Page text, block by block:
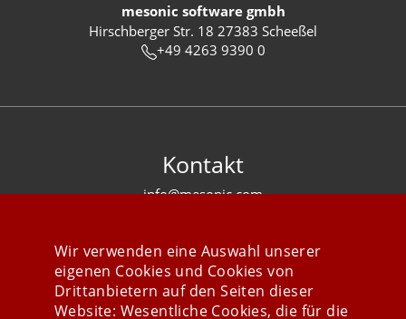
mesonic software gmbh
Hirschberger Str. 18 27383 Scheeßel
+49 4263 9390 0
Kontakt
info@mesonic.com
Wir verwenden eine Auswahl unserer
eigenen Cookies und Cookies von
Drittanbietern auf den Seiten dieser
Website: Wesentliche Cookies, die für die